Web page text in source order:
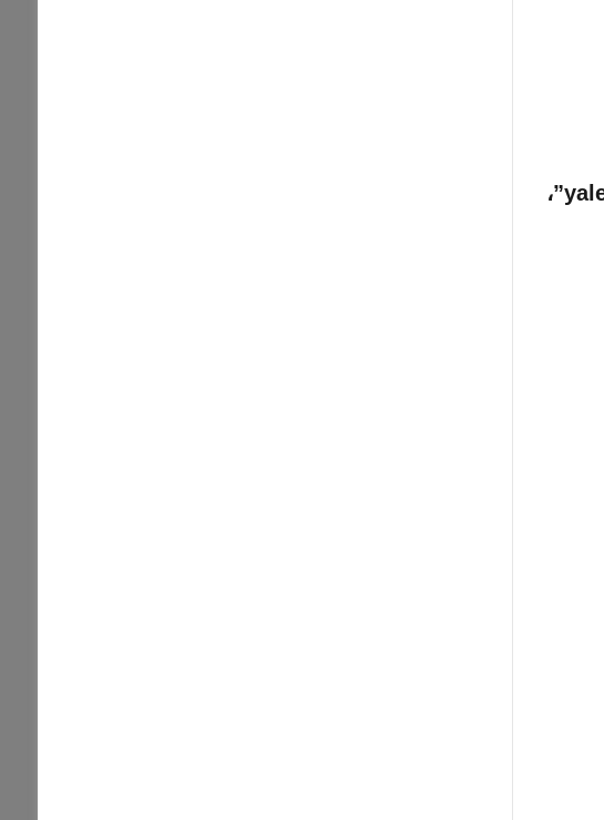
الآراء والمعلومات الواردة في هذا المقال لا تعبر بالضرورة عن رأي موقع “yalebnan.org”،